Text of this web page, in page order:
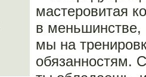
мастеровитая
в меньшинстве,
мы на
обязанностям.